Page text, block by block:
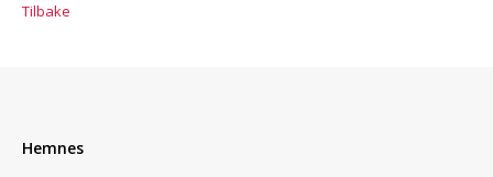
Tilbake
Hemnes